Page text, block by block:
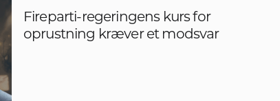
Fireparti-regeringens kurs for
oprustning kræver et modsvar